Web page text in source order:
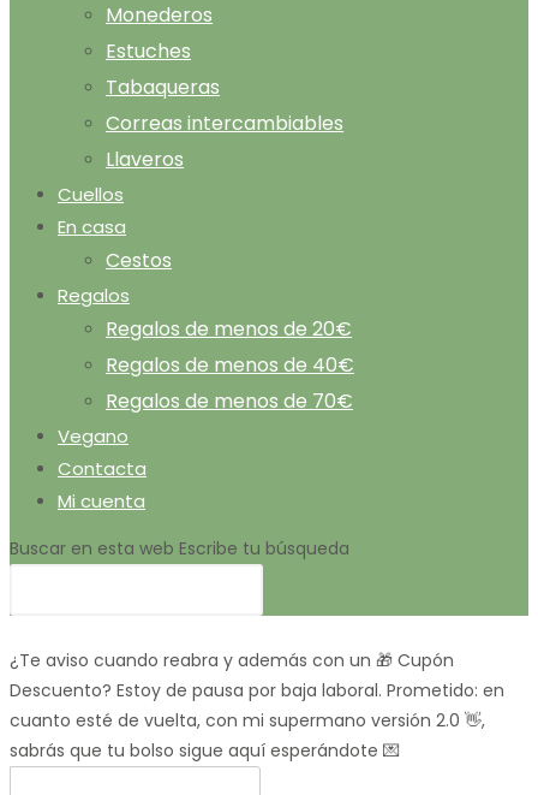
Monederos
Estuches
Tabaqueras
Correas intercambiables
Llaveros
Cuellos
En casa
Cestos
Regalos
Regalos de menos de 20€
Regalos de menos de 40€
Regalos de menos de 70€
Vegano
Contacta
Mi cuenta
Buscar en esta web Escribe tu búsqueda
¿Te aviso cuando reabra y además con un 🎁 Cupón
Descuento? Estoy de pausa por baja laboral. Prometido: en
cuanto esté de vuelta, con mi supermano versión 2.0 👋,
sabrás que tu bolso sigue aquí esperándote 💌